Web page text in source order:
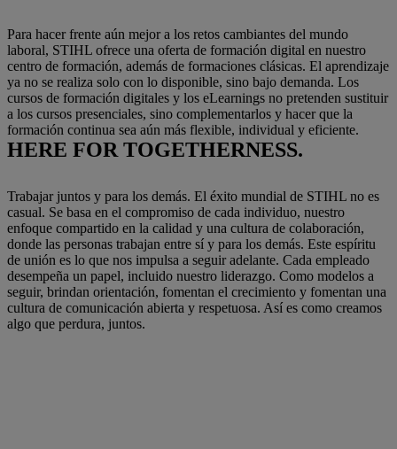
Para hacer frente aún mejor a los retos cambiantes del mundo
laboral, STIHL ofrece una oferta de formación digital en nuestro
centro de formación, además de formaciones clásicas. El aprendizaje
ya no se realiza solo con lo disponible, sino bajo demanda. Los
cursos de formación digitales y los eLearnings no pretenden sustituir
a los cursos presenciales, sino complementarlos y hacer que la
formación continua sea aún más flexible, individual y eficiente.
HERE FOR TOGETHERNESS.
Trabajar juntos y para los demás. El éxito mundial de STIHL no es
casual. Se basa en el compromiso de cada individuo, nuestro
enfoque compartido en la calidad y una cultura de colaboración,
donde las personas trabajan entre sí y para los demás. Este espíritu
de unión es lo que nos impulsa a seguir adelante. Cada empleado
desempeña un papel, incluido nuestro liderazgo. Como modelos a
seguir, brindan orientación, fomentan el crecimiento y fomentan una
cultura de comunicación abierta y respetuosa. Así es como creamos
algo que perdura, juntos.